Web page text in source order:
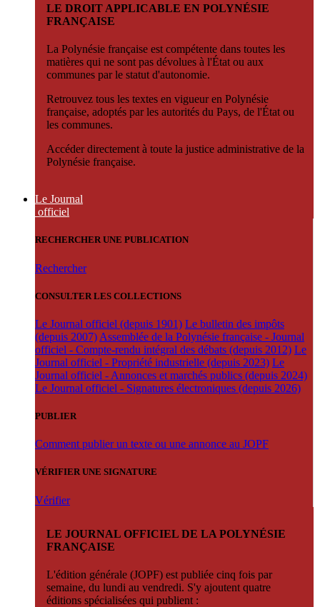
LE DROIT APPLICABLE EN POLYNÉSIE
FRANÇAISE
La Polynésie française est compétente dans toutes les
matières qui ne sont pas dévolues à l'État ou aux
communes par le statut d'autonomie.
Retrouvez tous les textes en vigueur en Polynésie
française, adoptés par les autorités du Pays, de l'État ou
les communes.
Accéder directement à toute la justice administrative de la
Polynésie française.
Le Journal
officiel
RECHERCHER UNE PUBLICATION
Rechercher
CONSULTER LES COLLECTIONS
Le Journal officiel (depuis 1901) Le bulletin des impôts
(depuis 2007) Assemblée de la Polynésie française - Journal
officiel - Compte-rendu intégral des débats (depuis 2012) Le
Journal officiel - Propriété industrielle (depuis 2023) Le
Journal officiel - Annonces et marchés publics (depuis 2024)
Le Journal officiel - Signatures électroniques (depuis 2026)
PUBLIER
Comment publier un texte ou une annonce au JOPF
VÉRIFIER UNE SIGNATURE
Vérifier
LE JOURNAL OFFICIEL DE LA POLYNÉSIE
FRANÇAISE
L'édition générale (JOPF) est publiée cinq fois par
semaine, du lundi au vendredi. S'y ajoutent quatre
éditions spécialisées qui publient :